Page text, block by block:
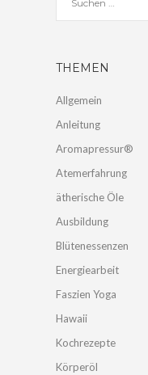
THEMEN
Allgemein
Anleitung
Aromapressur®
Atemerfahrung
ätherische Öle
Ausbildung
Blütenessenzen
Energiearbeit
Faszien Yoga
Hawaii
Kochrezepte
Körperöl